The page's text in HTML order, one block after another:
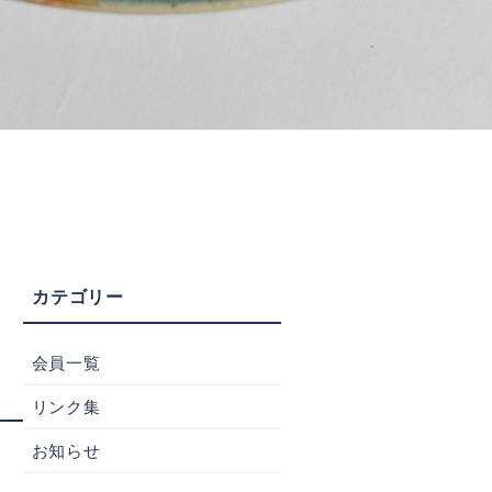
会員一覧
リンク集
お知らせ